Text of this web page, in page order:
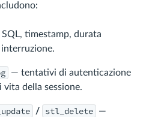
timestamp, durata
— tentativi di autenticazione
della sessione.
/ stl_delete
—